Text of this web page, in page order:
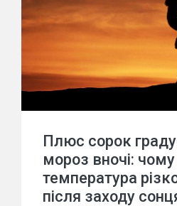
Плюс сорок
мороз вночі: чому
температура
після заходу